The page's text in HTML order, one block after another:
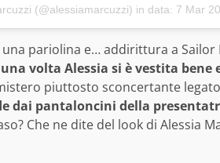
(@alessiamarcuzzi) in data: 7 Mar
pariolina e… addirittura a
volta Alessia si è vestita
piuttosto sconcertante
dai pantaloncini della
Che ne dite del look di Alessia